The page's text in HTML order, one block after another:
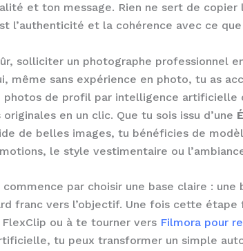
et ton message. Rien ne sert de copier
l’authenticité et la cohérence avec ce
solliciter un photographe professionnel
même sans expérience en photo, tu as
photos de profil par intelligence artificielle
en un clic. Que tu sois issu d’une
de belles images, tu bénéficies de
le style vestimentaire ou
par choisir une base claire :
franc vers l’objectif. Une fois cette étape
FlexClip ou à te tourner vers Filmora pour
tu peux transformer un simple